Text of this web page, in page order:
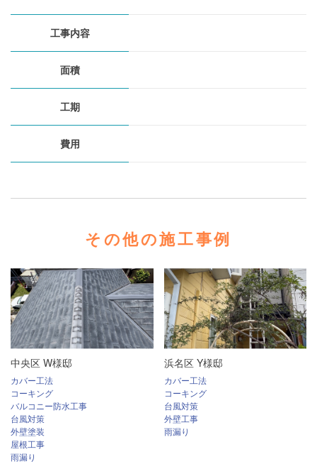
工事内容
面積
工期
費用
その他の施工事例
中央区 W様邸
カバー工法
コーキング
バルコニー防水工事
台風対策
外壁塗装
屋根工事
雨漏り
浜名区 Y様邸
カバー工法
コーキング
台風対策
外壁工事
雨漏り